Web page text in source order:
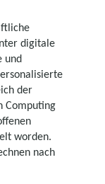
digitale
und
der
Computing
worden.
nach